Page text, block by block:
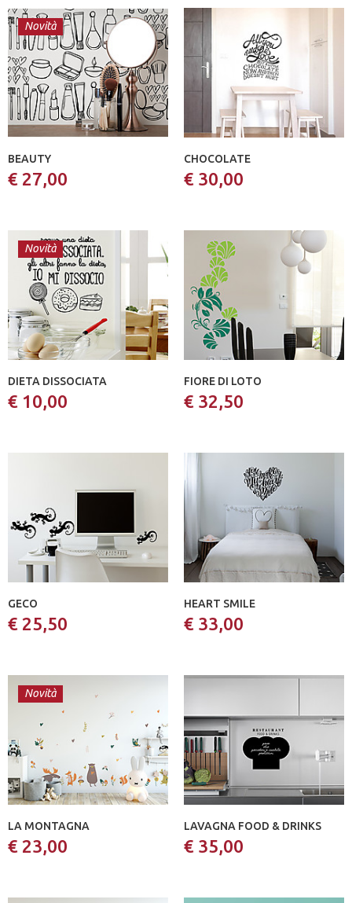
Novità
BEAUTY
€ 27,00
CHOCOLATE
€ 30,00
Novità
DIETA DISSOCIATA
€ 10,00
FIORE DI LOTO
€ 32,50
GECO
€ 25,50
HEART SMILE
€ 33,00
Novità
LA MONTAGNA
€ 23,00
LAVAGNA FOOD & DRINKS
€ 35,00